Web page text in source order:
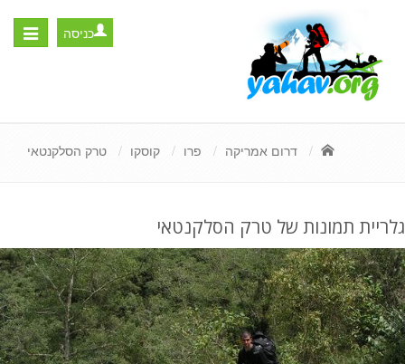
Toggle
כניסה
דרום אמריקה פרו קוסקו טרק הסלקנטאי
גלריית תמונות של טרק הסלקנטאי